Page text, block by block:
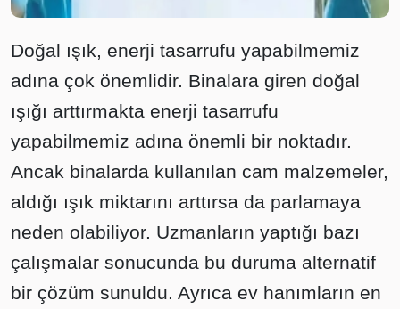
Doğal ışık, enerji tasarrufu yapabilmemiz
adına çok önemlidir. Binalara giren doğal
ışığı arttırmakta enerji tasarrufu
yapabilmemiz adına önemli bir noktadır.
Ancak binalarda kullanılan cam malzemeler,
aldığı ışık miktarını arttırsa da parlamaya
neden olabiliyor. Uzmanların yaptığı bazı
çalışmalar sonucunda bu duruma alternatif
bir çözüm sunuldu. Ayrıca ev hanımların en